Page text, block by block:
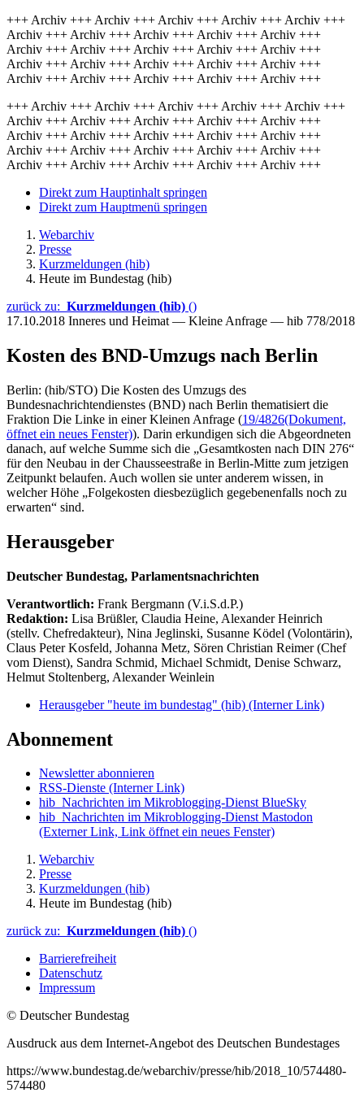
+++ Archiv +++ Archiv +++ Archiv +++ Archiv +++ Archiv +++
Archiv +++ Archiv +++ Archiv +++ Archiv +++ Archiv +++
Archiv +++ Archiv +++ Archiv +++ Archiv +++ Archiv +++
Archiv +++ Archiv +++ Archiv +++ Archiv +++ Archiv +++
Archiv +++ Archiv +++ Archiv +++ Archiv +++ Archiv +++
+++ Archiv +++ Archiv +++ Archiv +++ Archiv +++ Archiv +++
Archiv +++ Archiv +++ Archiv +++ Archiv +++ Archiv +++
Archiv +++ Archiv +++ Archiv +++ Archiv +++ Archiv +++
Archiv +++ Archiv +++ Archiv +++ Archiv +++ Archiv +++
Archiv +++ Archiv +++ Archiv +++ Archiv +++ Archiv +++
Direkt zum Hauptinhalt springen
Direkt zum Hauptmenü springen
Webarchiv
Presse
Kurzmeldungen (hib)
Heute im Bundestag (hib)
zurück zu: Kurzmeldungen (hib) ()
17.10.2018 Inneres und Heimat — Kleine Anfrage — hib 778/2018
Kosten des BND-Umzugs nach Berlin
Berlin: (hib/STO) Die Kosten des Umzugs des
Bundesnachrichtendienstes (BND) nach Berlin thematisiert die
Fraktion Die Linke in einer Kleinen Anfrage (19/4826(Dokument,
öffnet ein neues Fenster)). Darin erkundigen sich die Abgeordneten
danach, auf welche Summe sich die „Gesamtkosten nach DIN 276“
für den Neubau in der Chausseestraße in Berlin-Mitte zum jetzigen
Zeitpunkt belaufen. Auch wollen sie unter anderem wissen, in
welcher Höhe „Folgekosten diesbezüglich gegebenenfalls noch zu
erwarten“ sind.
Herausgeber
Deutscher Bundestag, Parlamentsnachrichten
Verantwortlich: Frank Bergmann (V.i.S.d.P.)
Redaktion: Lisa Brüßler, Claudia Heine, Alexander Heinrich
(stellv. Chefredakteur), Nina Jeglinski, Susanne Ködel (Volontärin),
Claus Peter Kosfeld, Johanna Metz, Sören Christian Reimer (Chef
vom Dienst), Sandra Schmid, Michael Schmidt, Denise Schwarz,
Helmut Stoltenberg, Alexander Weinlein
Herausgeber "heute im bundestag" (hib) (Interner Link)
Abonnement
Newsletter abonnieren
RSS-Dienste (Interner Link)
hib_Nachrichten im Mikroblogging-Dienst BlueSky
hib_Nachrichten im Mikroblogging-Dienst Mastodon
(Externer Link, Link öffnet ein neues Fenster)
Webarchiv
Presse
Kurzmeldungen (hib)
Heute im Bundestag (hib)
zurück zu: Kurzmeldungen (hib) ()
Barrierefreiheit
Datenschutz
Impressum
© Deutscher Bundestag
Ausdruck aus dem Internet-Angebot des Deutschen Bundestages
https://www.bundestag.de/webarchiv/presse/hib/2018_10/574480-
574480